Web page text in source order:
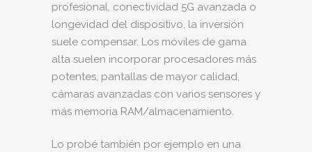
profesional, conectividad 5G avanzada o
longevidad del dispositivo, la inversión
suele compensar. Los móviles de gama
alta suelen incorporar procesadores más
potentes, pantallas de mayor calidad,
cámaras avanzadas con varios sensores y
más memoria RAM/almacenamiento.
Lo probé también por ejemplo en una